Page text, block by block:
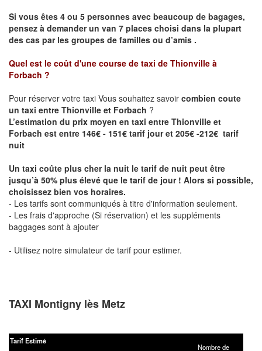
Si vous êtes 4 ou 5 personnes avec beaucoup de bagages,
pensez à demander un van 7 places choisi dans la plupart
des cas par les groupes de familles ou d’amis .
Quel est le coût d'une course de taxi de Thionville à
Forbach ?
Pour réserver votre taxi Vous souhaitez savoir combien coute
un taxi entre Thionville et Forbach ?
L’estimation du prix moyen en taxi entre Thionville et
Forbach est entre 146€ - 151€ tarif jour et 205€ -212€ tarif
nuit
Un taxi coûte plus cher la nuit le tarif de nuit peut être
jusqu’à 50% plus élevé que le tarif de jour ! Alors si possible,
choisissez bien vos horaires.
- Les tarifs sont communiqués à titre d'information seulement.
- Les frais d'approche (Si réservation) et les suppléments
baggages sont à ajouter
- Utilisez notre simulateur de tarif pour estimer.
TAXI Montigny lès Metz
Tarif Estimé
Nombre de